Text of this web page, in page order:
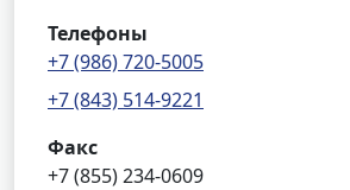
Телефоны
+7 (986) 720-5005
+7 (843) 514-9221
Факс
+7 (855) 234-0609